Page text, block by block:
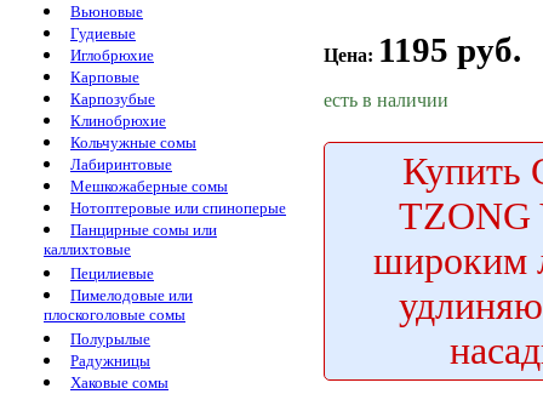
Вьюновые
Гудиевые
Иглобрюхие
Карповые
Карпозубые
Клинобрюхие
Кольчужные сомы
Лабиринтовые
Мешкожаберные сомы
Нотоптеровые или спиноперые
Панцирные сомы или
каллихтовые
Пецилиевые
Пимелодовые или
плоскоголовые сомы
Полурылые
Радужницы
Хаковые сомы
Цена: 1195 руб.
есть в наличии
Купить
TZONG
широким